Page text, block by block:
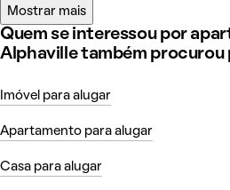
Mostrar mais
Quem se interessou por
Alphaville também procurou
Imóvel para alugar
Apartamento para alugar
Casa para alugar